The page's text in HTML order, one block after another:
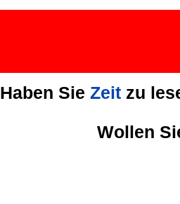
Haben Sie Zeit zu
Wollen